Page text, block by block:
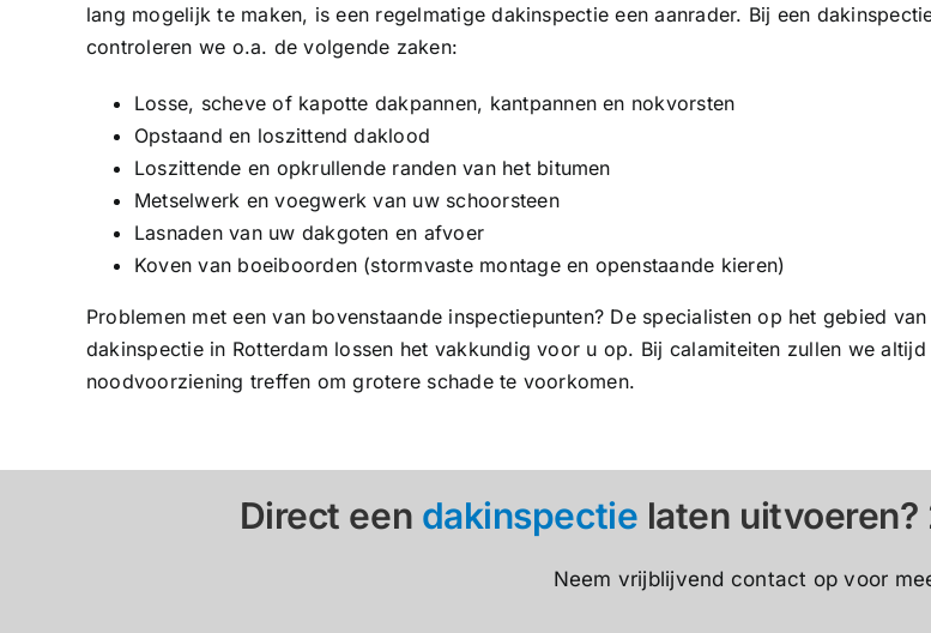
lang mogelijk te maken, is een regelmatige dakinspectie een aanrader. Bij een
controleren we o.a. de volgende zaken:
Losse, scheve of kapotte dakpannen, kantpannen en nokvorsten
Opstaand en loszittend daklood
Loszittende en opkrullende randen van het bitumen
Metselwerk en voegwerk van uw schoorsteen
Lasnaden van uw dakgoten en afvoer
Koven van boeiboorden (stormvaste montage en openstaande kieren)
Problemen met een van bovenstaande inspectiepunten? De specialisten op het gebied van
dakinspectie in Rotterdam lossen het vakkundig voor u op. Bij calamiteiten zullen we altijd
noodvoorziening treffen om grotere schade te voorkomen.
Direct een dakinspectie laten
Neem vrijblijvend contact op voor